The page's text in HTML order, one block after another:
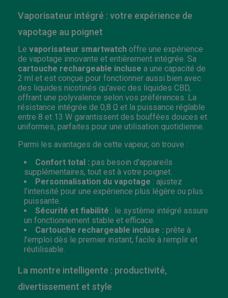
Vaporisateur intégré : votre expérience de
vapotage au poignet
Le vaporisateur smartwatch offre une expérience
de vapotage innovante et entièrement intégrée. Sa
cartouche rechargeable incluse a une capacité de
2 ml et est conçue pour fonctionner aussi bien avec
des liquides nicotinés qu'avec des liquides CBD,
offrant une polyvalence selon vos préférences. La
résistance intégrée de 0,8 Ω et la puissance réglable
entre 8 et 13 W garantissent des bouffées douces et
uniformes, parfaites pour une utilisation quotidienne.
Parmi les avantages de cette vapeur, on trouve :
Confort total : pas besoin d'appareils
supplémentaires, tout est à votre poignet.
Personnalisation du vapotage : ajustez
l'intensité pour une expérience plus légère ou plus
puissante.
Sécurité et fiabilité : le système intégré assure
un fonctionnement stable et efficace.
Cartouche rechargeable incluse : prête à
l'emploi dès le premier instant, facile à remplir et
réutilisable.
La montre intelligente : productivité,
divertissement et style